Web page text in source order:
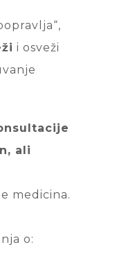
i osveži
ali
medicina.
o: